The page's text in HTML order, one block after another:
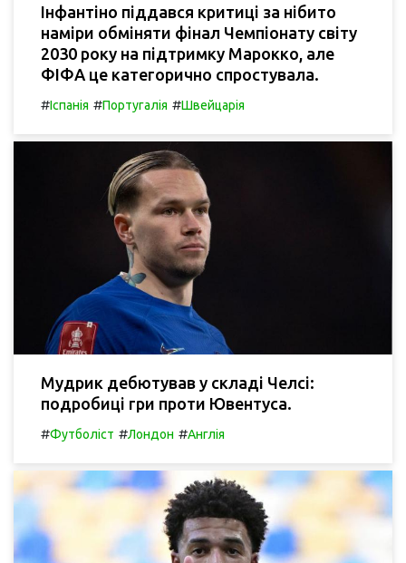
Інфантіно піддався критиці за нібито
наміри обміняти фінал Чемпіонату світу
2030 року на підтримку Марокко, але
ФІФА це категорично спростувала.
#Іспанія #Португалія #Швейцарія
Мудрик дебютував у складі Челсі:
подробиці гри проти Ювентуса.
#Футболіст #Лондон #Англія